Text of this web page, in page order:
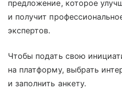
предложение, которое
и получит
экспертов.
Чтобы подать свою
на платформу, выбрать
и заполнить анкету.